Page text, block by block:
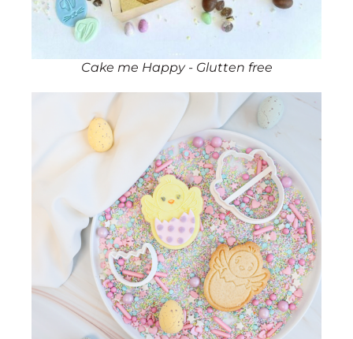
Cake me Happy - Glutten free